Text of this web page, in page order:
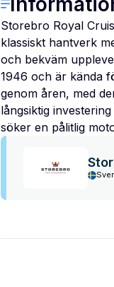
Storebro Royal
klassiskt hantverk
och bekväm
1946 och är kända
genom åren, med
långsiktig
söker en pålitlig